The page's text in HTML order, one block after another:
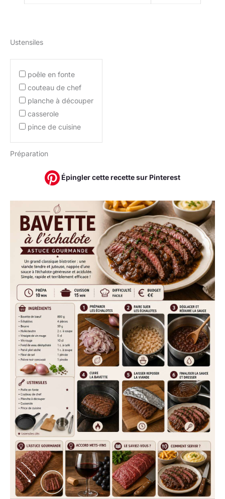
Ustensiles
poêle en fonte
couteau de chef
planche à découper
casserole
pince de cuisine
Préparation
Épingler cette recette sur Pinterest